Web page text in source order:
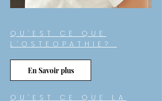
QU’EST CE QUE
L’OSTEOPATHIE?
En Savoir plus
QU’EST CE QUE LA